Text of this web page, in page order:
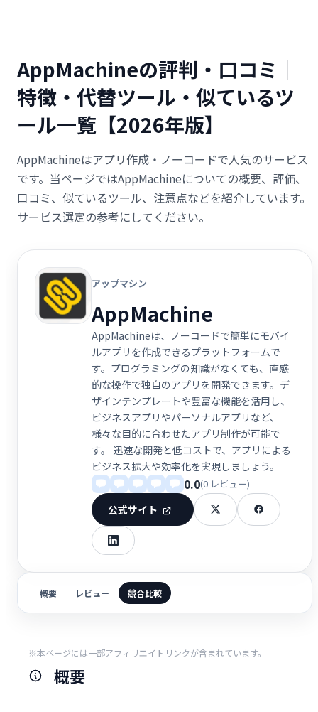
AppMachineの評判・口コミ｜
特徴・代替ツール・似ているツ
ール一覧【2026年版】
AppMachineはアプリ作成・ノーコードで人気のサービス
です。当ページではAppMachineについての概要、評価、
口コミ、似ているツール、注意点などを紹介しています。
サービス選定の参考にしてください。
アップマシン
AppMachine
AppMachineは、ノーコードで簡単にモバイ
ルアプリを作成できるプラットフォームで
す。プログラミングの知識がなくても、直感
的な操作で独自のアプリを開発できます。デ
ザインテンプレートや豊富な機能を活用し、
ビジネスアプリやパーソナルアプリなど、
様々な目的に合わせたアプリ制作が可能で
す。 迅速な開発と低コストで、アプリによる
ビジネス拡大や効率化を実現しましょう。
0.0(0 レビュー)
公式サイト
概要 レビュー 競合比較
※本ページには一部アフィリエイトリンクが含まれています。
概要